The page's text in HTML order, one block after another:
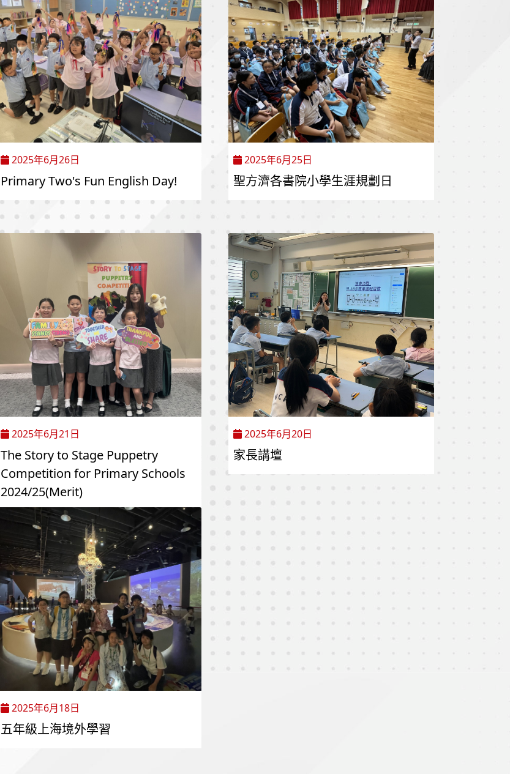
2025年6月26日
Primary Two's Fun English Day!
2025年6月25日
聖方濟各書院小學生涯規劃日
2025年6月21日
The Story to Stage Puppetry
Competition for Primary Schools
2024/25(Merit)
2025年6月20日
家長講壇
2025年6月18日
五年級上海境外學習